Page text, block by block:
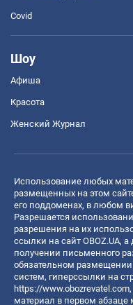
Covid
Шоу
Афиша
Красота
Женский Журнал
Использование любых
размещенных на этом
его поддоменах, в любом
Разрешается
разрешения на их
ссылки на сайт OBOZ.UA,
получении письменного
обязательном
систем, гиперссылки на
https://www.obozrevatel.com
материал в первом абзаце